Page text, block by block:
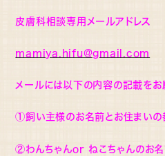
皮膚科相談専用メールアドレス
mamiya.hifu@gmail.com
メールには以下の内容の記載をお
①飼い主様のお名前とお住まいの
②わんちゃんor ねこちゃんのお